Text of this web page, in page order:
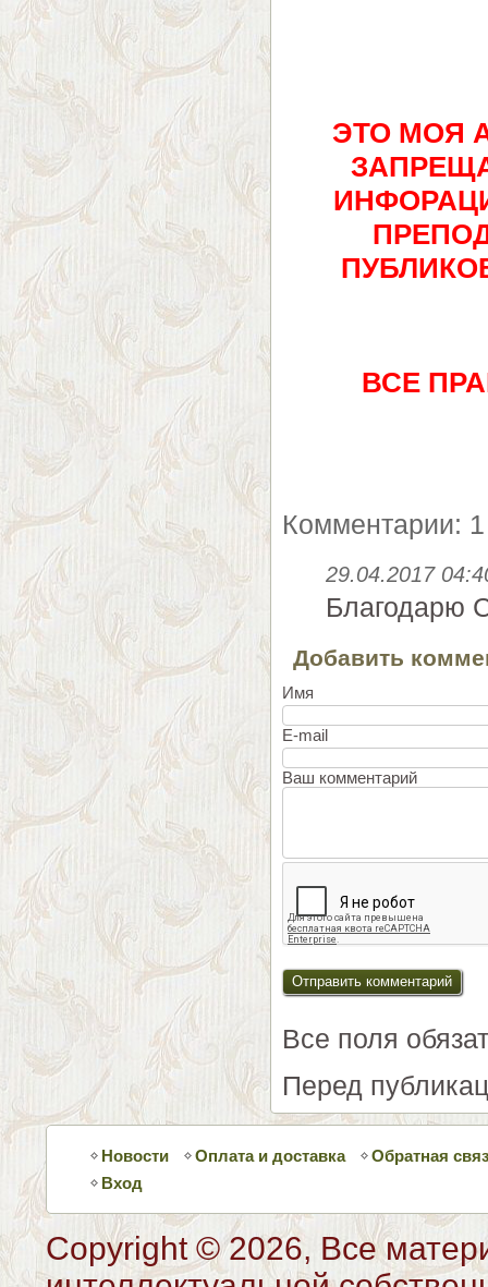
ЭТО МОЯ
ВСЕ
Комментарии: 1
29.04.2017
Благодарю
Добавить
Имя
E-mail
Ваш комментарий
Все поля
Перед
Новости Оплата и доставка
Обратная
Вход
Copyright © 2026, Все